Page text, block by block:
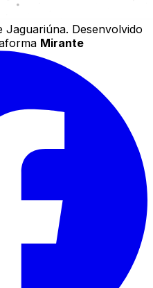
Jaguariúna. Desenvolvido
Mirante